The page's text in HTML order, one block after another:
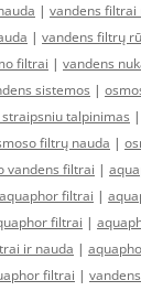
| vandens filtrai
| vandens filtrų
filtrai | vandens
sistemos |
talpinimas |
filtrų nauda |
vandens filtrai |
aquaphor filtrai |
filtrai |
ir nauda |
filtrai |